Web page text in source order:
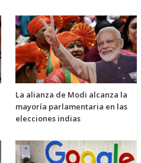
La alianza de Modi alcanza la
mayoría parlamentaria en las
elecciones indias